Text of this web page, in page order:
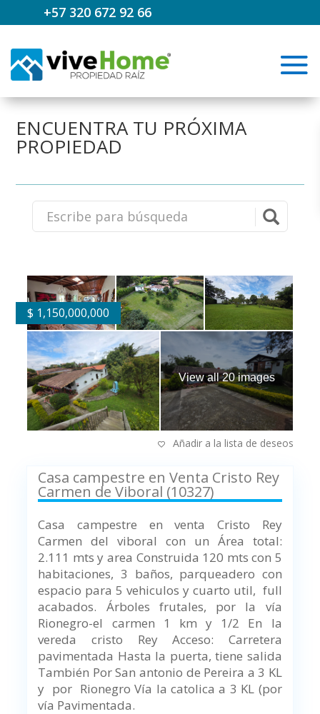
+57 320 672 92 66
ENCUENTRA TU PRÓXIMA
PROPIEDAD
$ 1,150,000,000
View all 20 images
Añadir a la lista de deseos
Casa campestre en Venta Cristo Rey
Carmen de Viboral (10327)
Casa campestre en venta Cristo Rey
Carmen del viboral con un Área total:
2.111 mts y area Construida 120 mts con 5
habitaciones, 3 baños, parqueadero con
espacio para 5 vehiculos y cuarto util, full
acabados. Árboles frutales, por la vía
Rionegro-el carmen 1 km y 1/2 En la
vereda cristo Rey Acceso: Carretera
pavimentada Hasta la puerta, tiene salida
También Por San antonio de Pereira a 3 KL
y por Rionegro Vía la catolica a 3 KL (por
vía Pavimentada.